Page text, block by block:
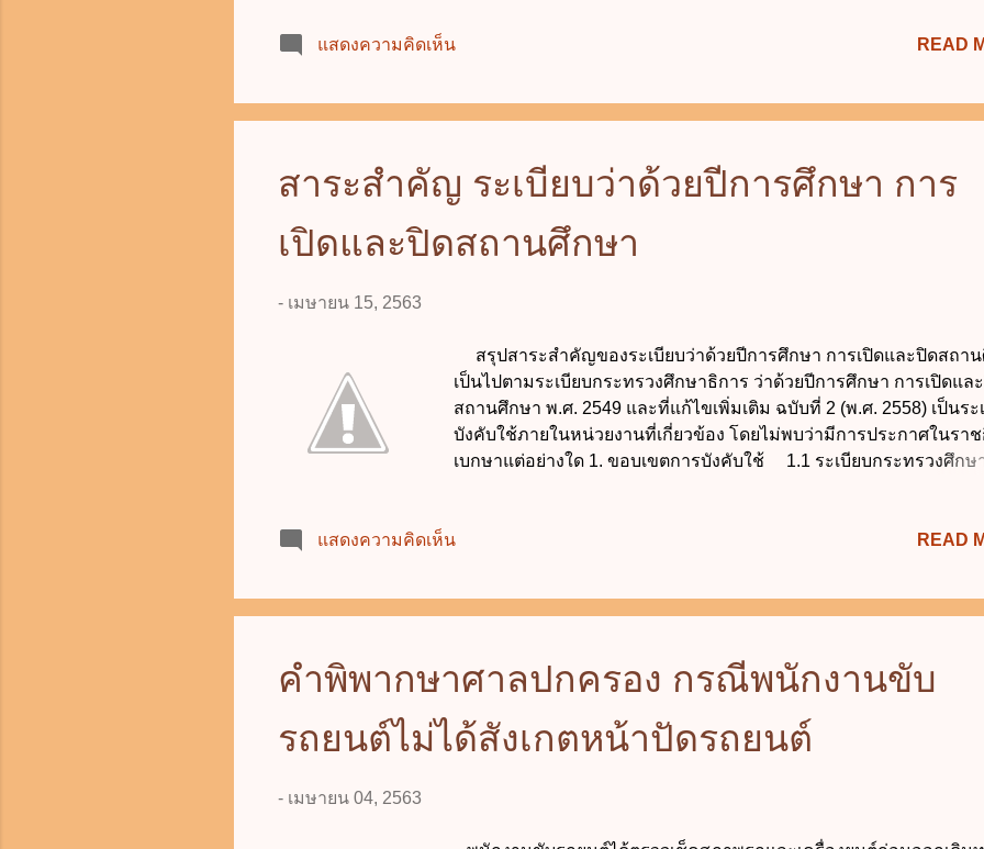
ตั้งแต่วันที่ 17 พฤศจิกายน 2547 เป็นต้นไป 2. นิยามความหมาย 2.1 "
เอกชนที่มีอำนาจหน้าที่หรือมีวัตถุประสงค์ในการจัดการศึกษา 2.2 "
เรียกชื่ออย่างอื่น ทั้งของรัฐและเอกชนที่มีอำนาจหน้าที่หรือวัตถุประสง
จัดการศึกษา 3. กำหนดเวลาชักธงชาติขึ้นและลง 3.1 ในวั...
แสดงความคิดเห็น READ
สาระสำคัญ ระเบียบว่าด้วยปีการศึกษา การ
เปิดและปิดสถานศึกษา
- เมษายน 15, 2563
สรุปสาระสำคัญของระเบียบว่าด้วยปีการศึกษา การเปิดและปิดสถา
เป็นไปตามระเบียบกระทรวงศึกษาธิการ ว่าด้วยปีการศึกษา การเปิดแล
สถานศึกษา พ.ศ. 2549 และที่แก้ไขเพิ่มเติม ฉบับที่ 2 (พ.ศ. 2558) เป็นระ
บังคับใช้ภายในหน่วยงานที่เกี่ยวข้อง โดยไม่พบว่ามีการประกาศในรา
เบกษาแต่อย่างใด 1. ขอบเขตการบังคับใช้ 1.1 ระเบียบกระทรวงศึกษา
เป็นต้นไป 1.2 กรณีระเบียบ ข้อบังคับ ประกาศและคำสั่งอื่นในส่วนที่
ให้ถือปฏิบัติตามกฎหมาย ข้อบังคับ และระเบียบนั้น 2. นิยามความหม
ฝึกอบรม จัดสอบ พักแรม จัดกิจกรรมเสริมหลักสูตรหรือกิจกรรมอื่นใดที่เ
ประโยชน์ต่อชุมชนหรือเ...
แสดงความคิดเห็น READ
คำพิพากษาศาลปกครอง กรณีพนักงานขับ
รถยนต์ไม่ได้สังเกตหน้าปัดรถยนต์
- เมษายน 04, 2563